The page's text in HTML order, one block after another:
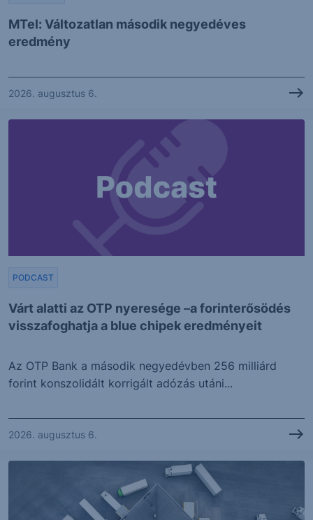
MTel: Változatlan második negyedéves
eredmény
2026. augusztus 6.
Várt alatti az OTP nyeresége –a forinterősödés
visszafoghatja a blue chipek eredményeit
PODCAST
Az OTP Bank a második negyedévben 256 milliárd
forint konszolidált korrigált adózás utáni...
2026. augusztus 6.